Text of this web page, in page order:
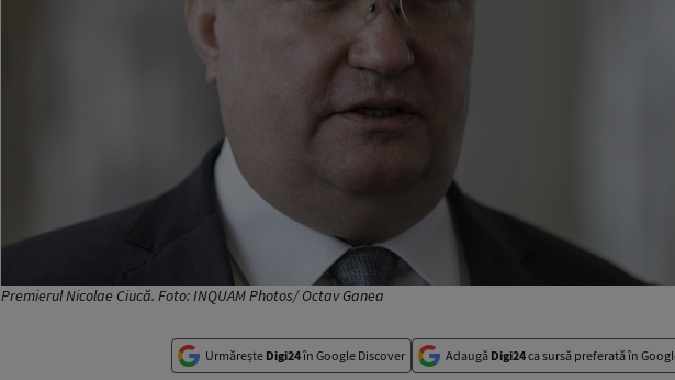
Premierul Nicolae Ciucă. Foto: INQUAM Photos/ Octav Ganea
Urmărește Digi24în Google Discover Adaugă Digi24ca sursă preferată în